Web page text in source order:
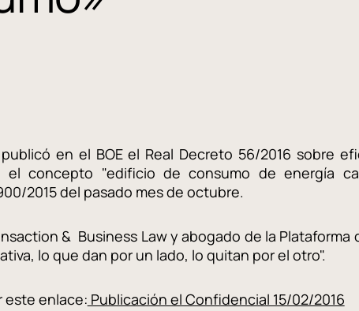
en el BOE el Real Decreto 56/2016 sobre
concepto "edificio de consumo de energía
2015 del pasado mes de octubre.
& Business Law y abogado de la
lo que dan por un lado, lo quitan por el otro".
este enlace: Publicación el Confidencial 15/02/2016